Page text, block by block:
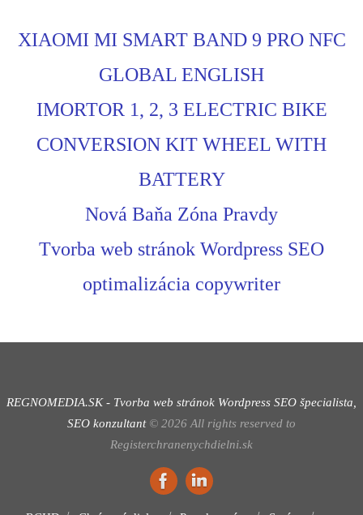
XIAOMI MI SMART BAND 9 PRO NFC
GLOBAL ENGLISH
IMORTOR 1, 2, 3 ELECTRIC BIKE
CONVERSION KIT WHEEL WITH
BATTERY
Nová Baňa Zóna Pravdy
Tvorba web stránok Wordpress SEO
optimalizácia copywriter
REGNOMEDIA.SK - Tvorba web stránok Wordpress SEO špecialista,
SEO konzultant© 2026 All rights reserved to
Registerchranenychdielni.sk